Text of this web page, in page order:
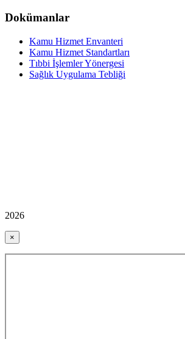
Dokümanlar
Kamu Hizmet Envanteri
Kamu Hizmet Standartları
Tıbbi İşlemler Yönergesi
Sağlık Uygulama Tebliği
2026
×